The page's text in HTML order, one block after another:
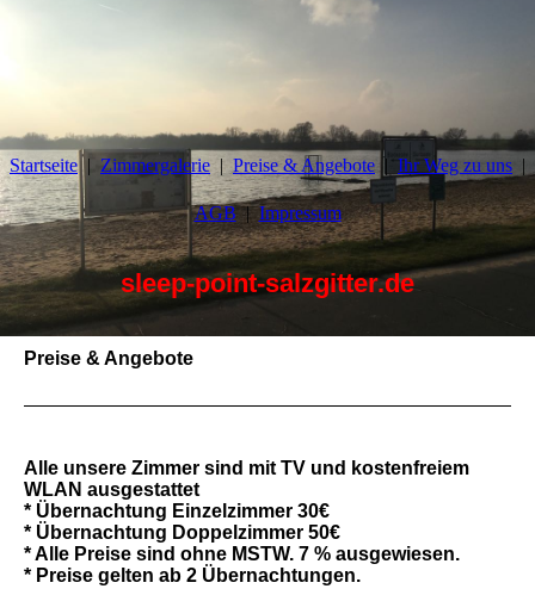
Startseite Zimmergalerie Preise & Angebote Ihr Weg zu uns
AGB Impressum
sleep-point-salzgitter.de
Preise & Angebote
Alle unsere Zimmer sind mit TV und kostenfreiem
WLAN ausgestattet
* Übernachtung Einzelzimmer 30€
* Übernachtung Doppelzimmer 50€
* Alle Preise sind ohne MSTW. 7 % ausgewiesen.
* Preise gelten ab 2 Übernachtungen.